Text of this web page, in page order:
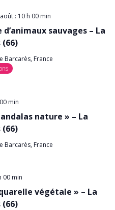
sauvages – La
: 10 h 00 min
Barcarès, France
nature » – La
min
Barcarès, France
végétale » – La
00 min